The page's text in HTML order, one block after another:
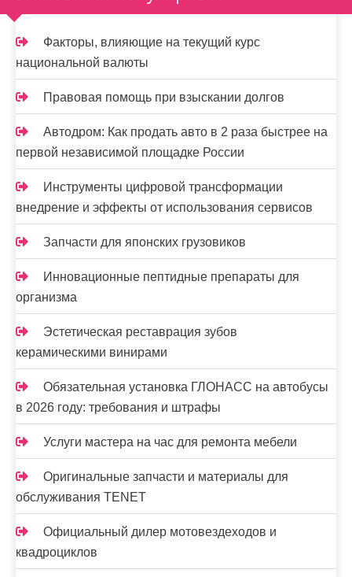
п
и
с
я
м
Факторы, влияющие на текущий курс
национальной валюты
Правовая помощь при взыскании долгов
Автодром: Как продать авто в 2 раза быстрее на
первой независимой площадке России
Инструменты цифровой трансформации
внедрение и эффекты от использования сервисов
Запчасти для японских грузовиков
Инновационные пептидные препараты для
организма
Эстетическая реставрация зубов
керамическими винирами
Обязательная установка ГЛОНАСС на автобусы
в 2026 году: требования и штрафы
Услуги мастера на час для ремонта мебели
Оригинальные запчасти и материалы для
обслуживания TENET
Официальный дилер мотовездеходов и
квадроциклов